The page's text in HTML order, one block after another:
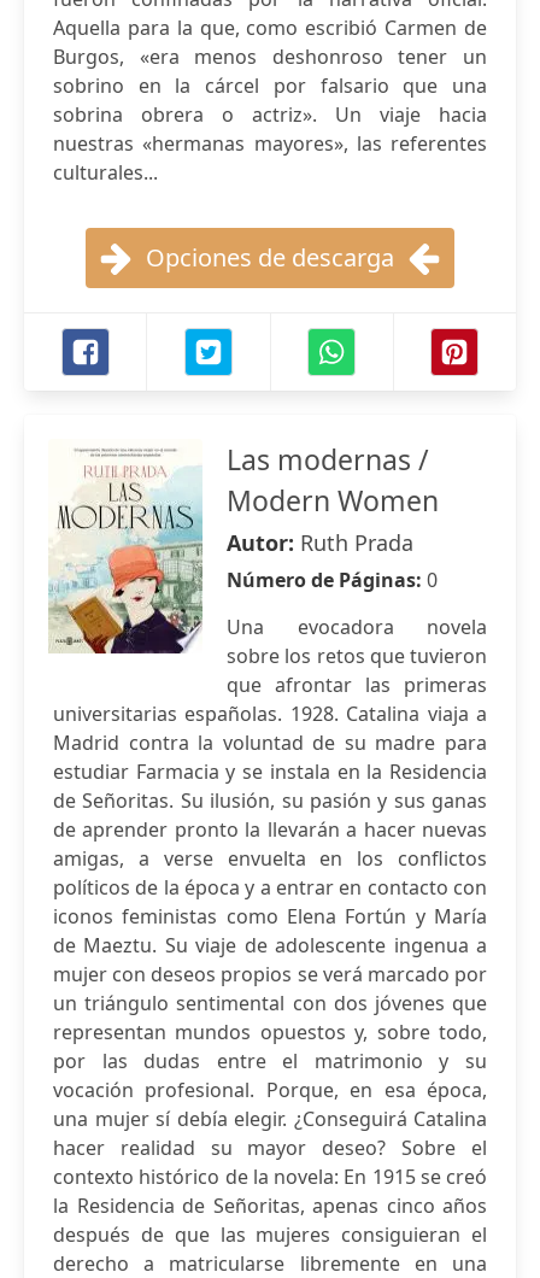
Aquella para la que, como escribió Carmen de
Burgos, «era menos deshonroso tener un
sobrino en la cárcel por falsario que una
sobrina obrera o actriz». Un viaje hacia
nuestras «hermanas mayores», las referentes
culturales...
Opciones de descarga
Las modernas /
Modern Women
Autor: Ruth Prada
Número de Páginas: 0
Una evocadora novela
sobre los retos que tuvieron
que afrontar las primeras
universitarias españolas. 1928. Catalina viaja a
Madrid contra la voluntad de su madre para
estudiar Farmacia y se instala en la Residencia
de Señoritas. Su ilusión, su pasión y sus ganas
de aprender pronto la llevarán a hacer nuevas
amigas, a verse envuelta en los conflictos
políticos de la época y a entrar en contacto con
iconos feministas como Elena Fortún y María
de Maeztu. Su viaje de adolescente ingenua a
mujer con deseos propios se verá marcado por
un triángulo sentimental con dos jóvenes que
representan mundos opuestos y, sobre todo,
por las dudas entre el matrimonio y su
vocación profesional. Porque, en esa época,
una mujer sí debía elegir. ¿Conseguirá Catalina
hacer realidad su mayor deseo? Sobre el
contexto histórico de la novela: En 1915 se creó
la Residencia de Señoritas, apenas cinco años
después de que las mujeres consiguieran el
derecho a matricularse libremente en una